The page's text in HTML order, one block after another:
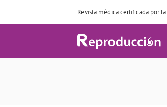
Revista médica certificada por la